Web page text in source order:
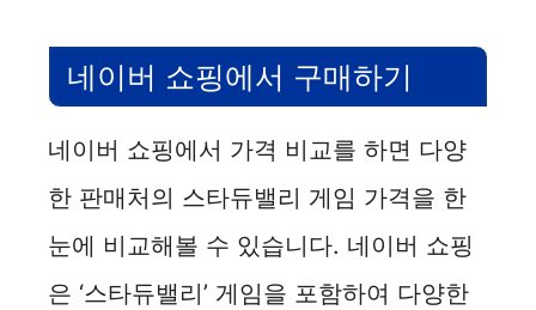
네이버 쇼핑에서 구매하기
네이버 쇼핑에서 가격 비교를 하면 다양
한 판매처의 스타듀밸리 게임 가격을 한
눈에 비교해볼 수 있습니다. 네이버 쇼핑
은 ‘스타듀밸리’ 게임을 포함하여 다양한